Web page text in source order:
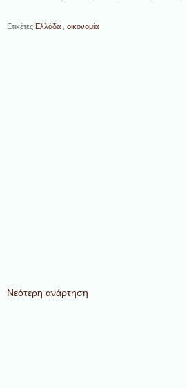
Ετικέτες Ελλάδα οικονομία
Νεότερη ανάρτηση